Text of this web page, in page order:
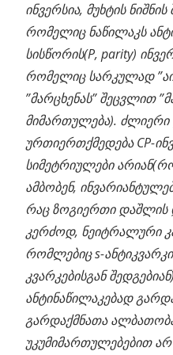
ინვერსია, მუხტის
რომელიც ნაწილაკს
სისწორის(P, parity)
რომელიც სარკულად
”მარცხენას” შეცვლით
მიმართულება).
ურთიერთქმედება CP-
სიმეტრიულები
ამბობენ,
რაც ზოგიერთი დაშლის
კერძოდ, ნეიტრალური
რომლებიც s-
კვარკებისგან
ანტინაწილაკებად
გარდაქმნათა
უკუმიმართულებებით